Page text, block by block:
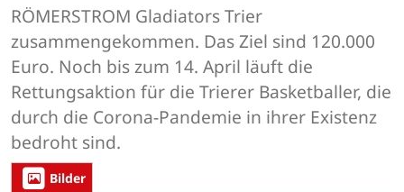
RÖMERSTROM Gladiators Trier
zusammengekommen. Das Ziel sind 120.000
Euro. Noch bis zum 14. April läuft die
Rettungsaktion für die Trierer Basketballer, die
durch die Corona-Pandemie in ihrer Existenz
bedroht sind.
Bilder